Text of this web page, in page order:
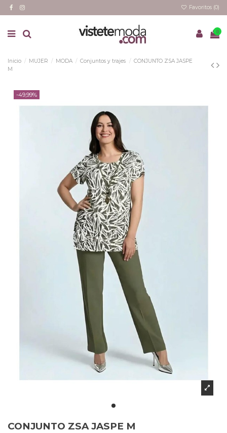
Favoritos (0)
0
Inicio MUJER MODA Conjuntos y trajes
CONJUNTO ZSA JASPE
M
-49,99%
CONJUNTO ZSA JASPE M